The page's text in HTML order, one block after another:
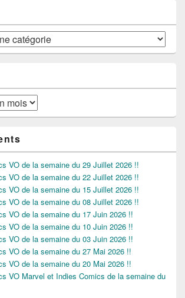
VO de la semaine du 29 Juillet 2026 !!
VO de la semaine du 22 Juillet 2026 !!
VO de la semaine du 15 Juillet 2026 !!
VO de la semaine du 08 Juillet 2026 !!
VO de la semaine du 17 Juin 2026 !!
VO de la semaine du 10 Juin 2026 !!
VO de la semaine du 03 Juin 2026 !!
VO de la semaine du 27 Mai 2026 !!
VO de la semaine du 20 Mai 2026 !!
VO Marvel et Indies Comics de la semaine du